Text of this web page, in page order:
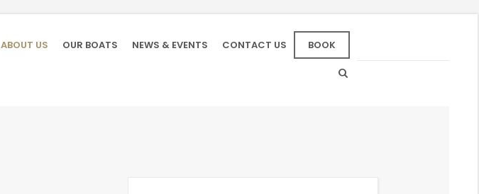
ABOUT US OUR BOATS NEWS & EVENTS CONTACT US BOOK